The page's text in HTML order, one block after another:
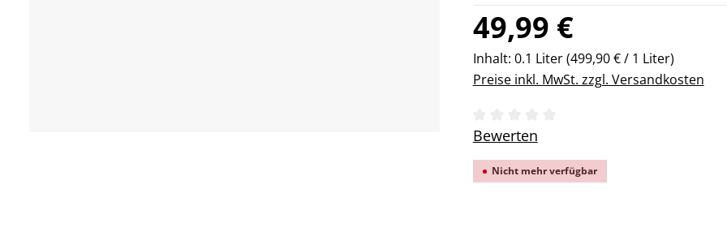
Regulärer Preis:
49,99 €
Inhalt: 0.1 Liter(499,90 € / 1 Liter)
Preise inkl. MwSt. zzgl. Versandkosten
Durchschnittliche Bewertung von 0
Bewerten
Nicht mehr verfügbar